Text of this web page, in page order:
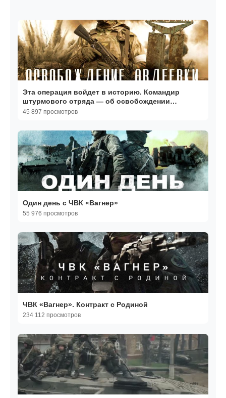
Эта операция войдет в историю. Командир
штурмового отряда — об освобождении
Авдеевки
45 897 просмотров
Один день с ЧВК «Вагнер»
55 976 просмотров
ЧВК «Вагнер». Контракт с Родиной
234 112 просмотров